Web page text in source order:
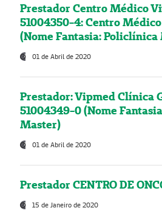
Prestador Centro Médico
51004350-4: Centro
(Nome Fantasia:
01 de Abril de 2020
Prestador: Vipmed Clínica
51004349-0 (Nome
Master)
01 de Abril de 2020
Prestador CENTRO DE
15 de Janeiro de 2020